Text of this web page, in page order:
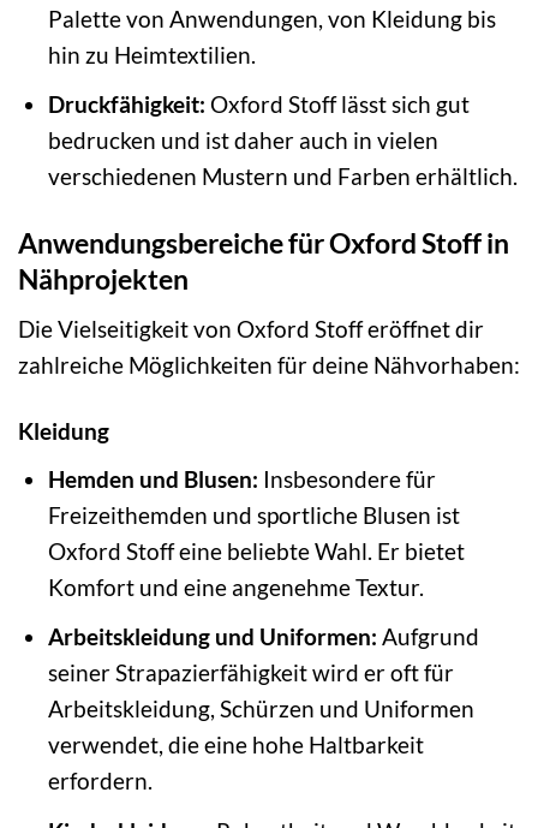
Palette von Anwendungen, von Kleidung bis
hin zu Heimtextilien.
Druckfähigkeit: Oxford Stoff lässt sich gut
bedrucken und ist daher auch in vielen
verschiedenen Mustern und Farben erhältlich.
Anwendungsbereiche für Oxford Stoff in
Nähprojekten
Die Vielseitigkeit von Oxford Stoff eröffnet dir
zahlreiche Möglichkeiten für deine Nähvorhaben:
Kleidung
Hemden und Blusen: Insbesondere für
Freizeithemden und sportliche Blusen ist
Oxford Stoff eine beliebte Wahl. Er bietet
Komfort und eine angenehme Textur.
Arbeitskleidung und Uniformen: Aufgrund
seiner Strapazierfähigkeit wird er oft für
Arbeitskleidung, Schürzen und Uniformen
verwendet, die eine hohe Haltbarkeit
erfordern.